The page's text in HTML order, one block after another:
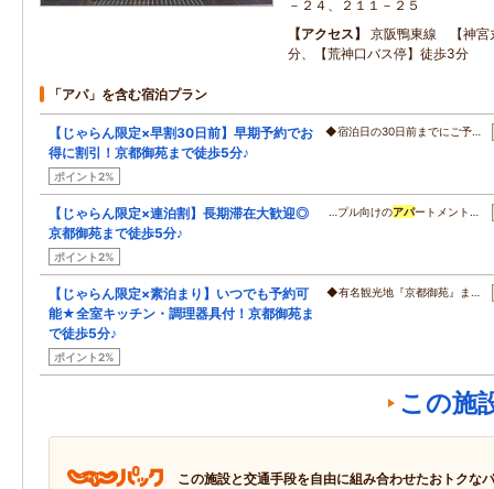
－２４、２１１－２５
アクセス
京阪鴨東線 【神宮
分、【荒神口バス停】徒歩3分
「アパ」を含む宿泊プラン
【じゃらん限定×早割30日前】早期予約でお
得に割引！京都御苑まで徒歩5分♪
ポイント2%
◆宿泊日の30日前までにご予…
【じゃらん限定×連泊割】長期滞在大歓迎◎
京都御苑まで徒歩5分♪
ポイント2%
…プル向けのアパートメント…
【じゃらん限定×素泊まり】いつでも予約可
能★全室キッチン・調理器具付！京都御苑ま
で徒歩5分♪
ポイント2%
◆有名観光地『京都御苑』ま…
この施
この施設と交通手段を自由に組み合わせたおトクな